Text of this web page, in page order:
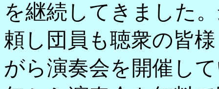
を継続してきました
頼し団員も聴衆の皆
がら演奏会を開催し